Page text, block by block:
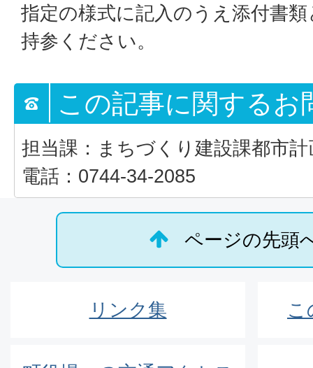
指定の様式に記入のうえ添付書
持参ください。
この記事に関するお
担当課：まちづくり建設課都市計
電話：0744-34-2085
ページの先頭
リンク集 こ